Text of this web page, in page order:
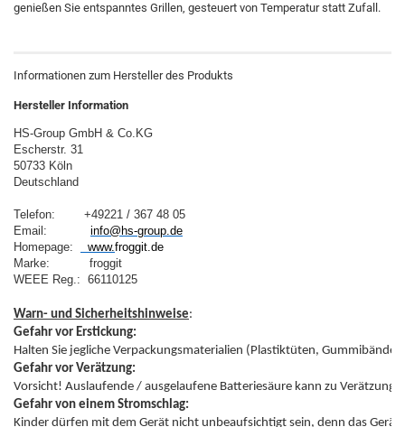
genießen Sie entspanntes Grillen, gesteuert von Temperatur statt Zufall.
Informationen zum Hersteller des Produkts
Hersteller Information
HS-Group GmbH & Co.KG
Escherstr. 31
50733 Köln
Deutschland
Telefon:        +49221 / 367 48 05
Email: info@hs-group.de
Homepage:
  www.
froggit.de
Marke:           froggit
WEEE Reg.:  66110125
Warn- und Sicherheitshinweise
Gefahr vor Erstickung:
Gefahr vor Verätzung:
Gefahr von einem Stromschlag: